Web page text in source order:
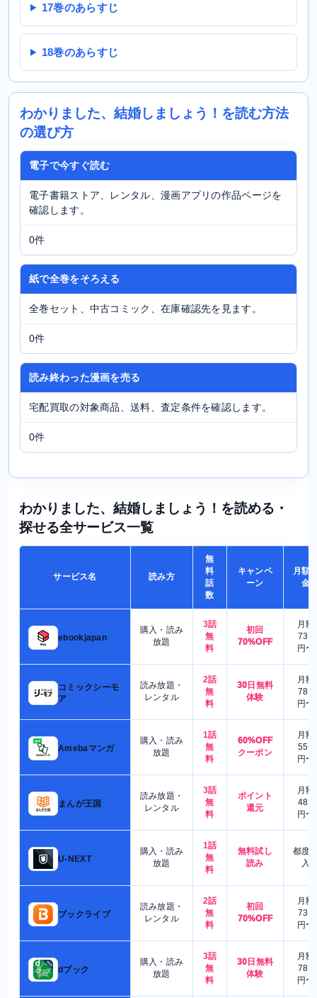
17巻のあらすじ
18巻のあらすじ
わかりました、結婚しましょう！を読む方法
の選び方
電子で今すぐ読む
電子書籍ストア、レンタル、漫画アプリの作品ページを
確認します。
0件
紙で全巻をそろえる
全巻セット、中古コミック、在庫確認先を見ます。
0件
読み終わった漫画を売る
宅配買取の対象商品、送料、査定条件を確認します。
0件
わかりました、結婚しましょう！を読める・
探せる全サービス一覧
サービス名 読み方
無
料
話
数
キャンペ
ーン
月額
金
ebookjapan
購入・読み
放題
3話
無
料
初回
70%OFF
月額
730
円〜
コミックシーモ
ア
読み放題・
レンタル
2話
無
料
30日無料
体験
月額
780
円〜
Amebaマンガ
購入・読み
放題
1話
無
料
60%OFF
クーポン
月額
550
円〜
まんが王国
読み放題・
レンタル
3話
無
料
ポイント
還元
月額
480
円〜
U-NEXT
購入・読み
放題
1話
無
料
無料試し
読み
都度
入
ブックライブ
読み放題・
レンタル
2話
無
料
初回
70%OFF
月額
730
円〜
dブック
購入・読み
放題
3話
無
料
30日無料
体験
月額
780
円〜